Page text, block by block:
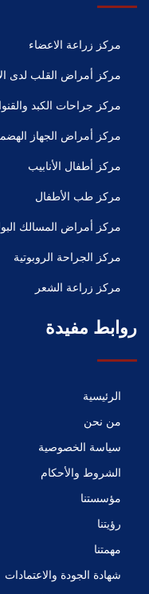
مركز زراعة الاعضاء
مركز أمراض القلب لدى
مركز جراحات الكبد
مركز أمراض الجهاز
مركز أطفال الأنابيب
مركز طب الأطفال
مركز أمراض المسالك
مركز الجراحة الروبوتية
مركز زراعة الشعر
روابط مفيدة
الرئيسية
من نحن
سياسة الخصوصية
الشروط والأحكام
مؤسستنا
رؤيتنا
مهمتنا
شهادة الجودة والاعتمادات